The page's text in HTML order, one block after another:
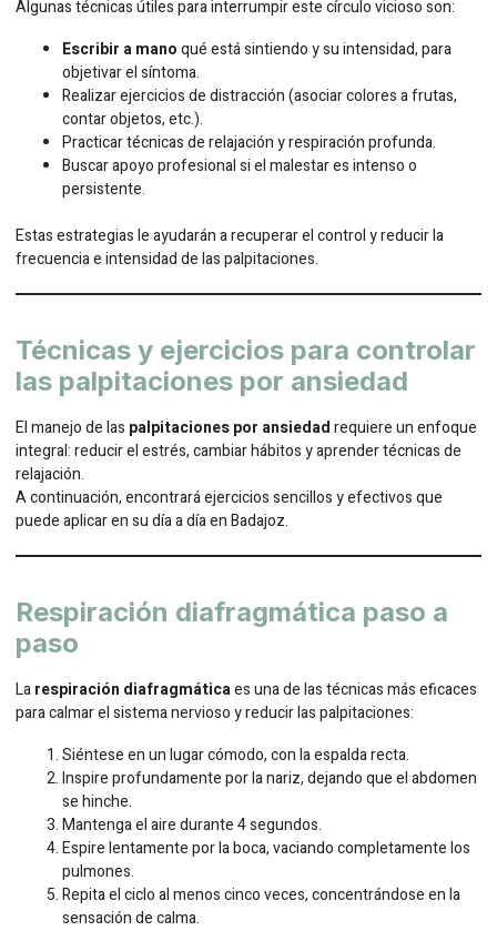
Algunas técnicas útiles para interrumpir este círculo vicioso son:
Escribir a manoqué está sintiendo y su intensidad, para
objetivar el síntoma.
Realizar ejercicios de distracción (asociar colores a frutas,
contar objetos, etc.).
Practicar técnicas de relajación y respiración profunda.
Buscar apoyo profesional si el malestar es intenso o
persistente.
Estas estrategias le ayudarán a recuperar el control y reducir la
frecuencia e intensidad de las palpitaciones.
Técnicas y ejercicios para controlar
las palpitaciones por ansiedad
El manejo de las palpitaciones por ansiedadrequiere un enfoque
integral: reducir el estrés, cambiar hábitos y aprender técnicas de
relajación.
A continuación, encontrará ejercicios sencillos y efectivos que
puede aplicar en su día a día en Badajoz.
Respiración diafragmática paso a
paso
Larespiración diafragmáticaes una de las técnicas más eficaces
para calmar el sistema nervioso y reducir las palpitaciones:
Siéntese en un lugar cómodo, con la espalda recta.
Inspire profundamente por la nariz, dejando que el abdomen
se hinche.
Mantenga el aire durante 4 segundos.
Espire lentamente por la boca, vaciando completamente los
pulmones.
Repita el ciclo al menos cinco veces, concentrándose en la
sensación de calma.